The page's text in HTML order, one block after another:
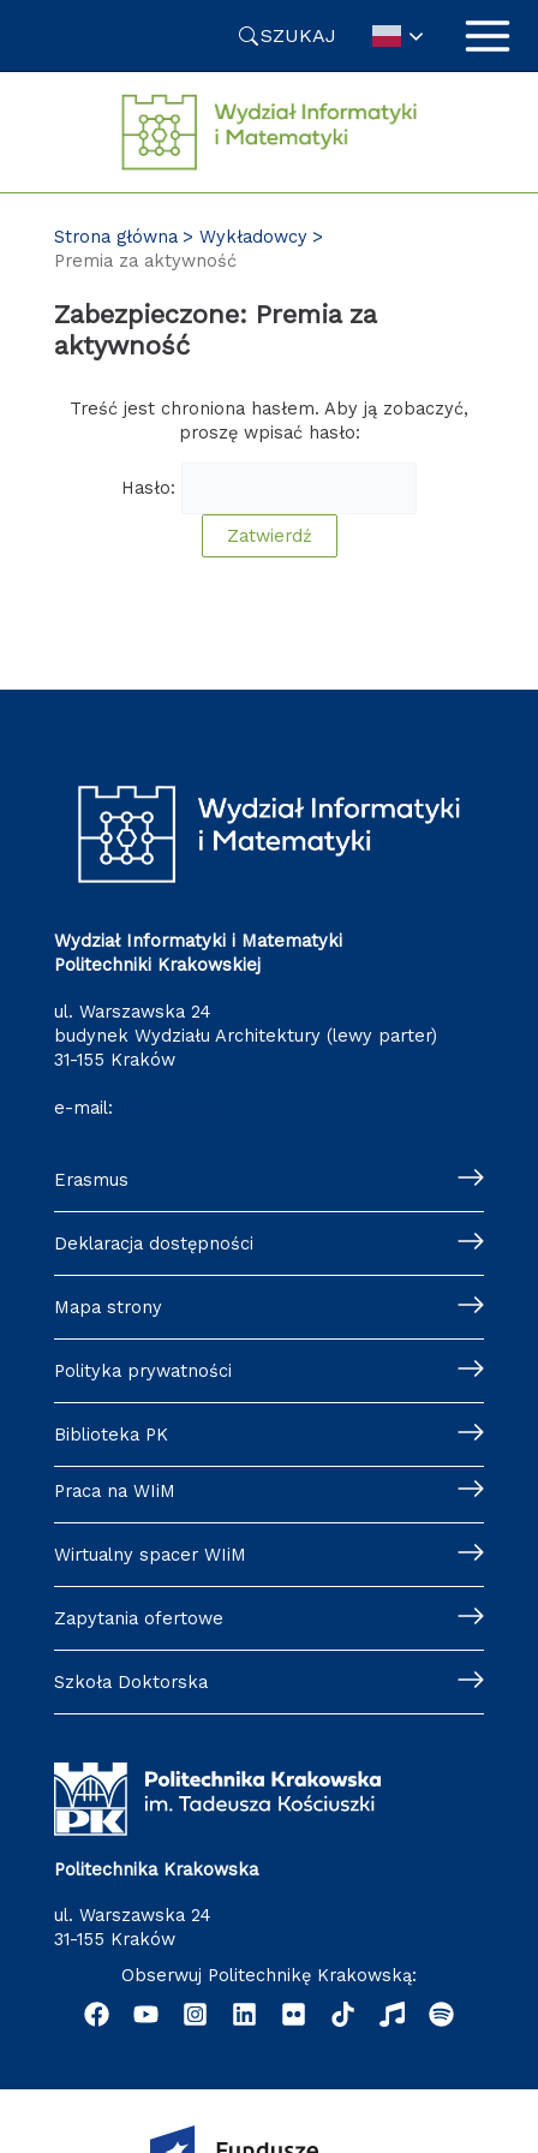
SZUKAJ
Strona główna
Wykładowcy
Premia za aktywność
Zabezpieczone: Premia za
aktywność
Treść jest chroniona hasłem. Aby ją zobaczyć,
proszę wpisać hasło:
Hasło:
Wydział Informatyki i Matematyki
Politechniki Krakowskiej
ul. Warszawska 24
budynek Wydziału Architektury (lewy parter)
31-155 Kraków
e-mail:
Erasmus
Deklaracja dostępności
Mapa strony
Polityka prywatności
Biblioteka PK
Praca na WIiM
Wirtualny spacer WIiM
Zapytania ofertowe
Szkoła Doktorska
Politechnika Krakowska
ul. Warszawska 24
31-155 Kraków
Obserwuj Politechnikę Krakowską: